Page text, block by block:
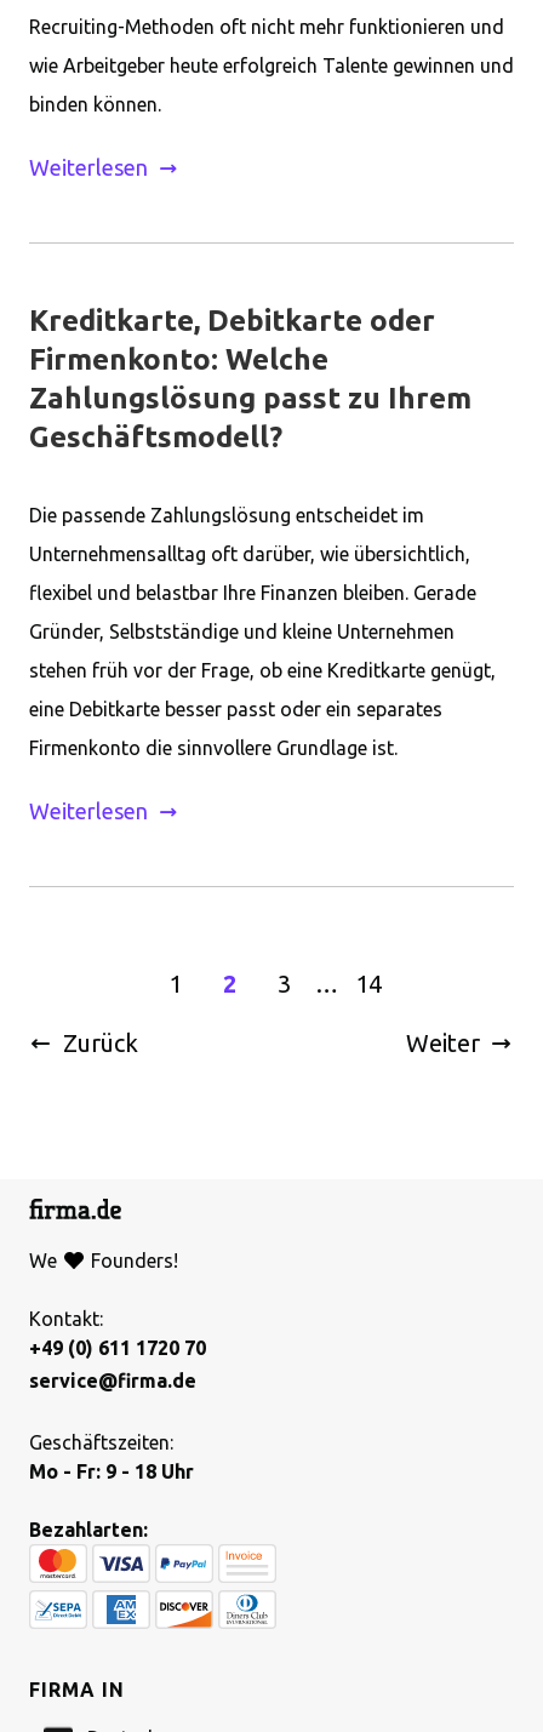
Recruiting-Methoden oft nicht mehr funktionieren und
wie Arbeitgeber heute erfolgreich Talente gewinnen und
binden können.
Weiterlesen
Kreditkarte, Debitkarte oder
Firmenkonto: Welche
Zahlungslösung passt zu Ihrem
Geschäftsmodell?
Die passende Zahlungslösung entscheidet im
Unternehmensalltag oft darüber, wie übersichtlich,
flexibel und belastbar Ihre Finanzen bleiben. Gerade
Gründer, Selbstständige und kleine Unternehmen
stehen früh vor der Frage, ob eine Kreditkarte genügt,
eine Debitkarte besser passt oder ein separates
Firmenkonto die sinnvollere Grundlage ist.
Weiterlesen
Zurück
1 2 3 … 14
Weiter
We Founders!
Kontakt:
+49 (0) 611 1720 70
service@firma.de
Geschäftszeiten:
Mo - Fr: 9 - 18 Uhr
Bezahlarten:
FIRMA IN